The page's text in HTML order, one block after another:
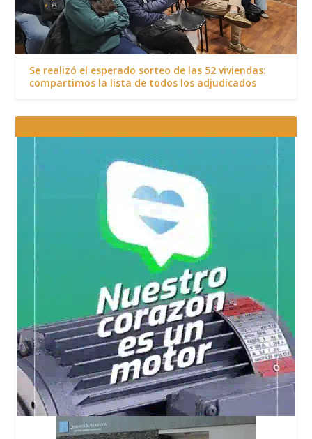
Se realizó el esperado sorteo de las 52 viviendas:
compartimos la lista de todos los adjudicados